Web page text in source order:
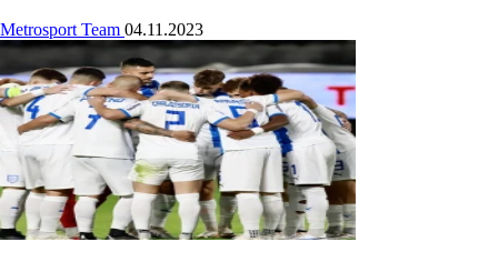
Metrosport Team 04.11.2023